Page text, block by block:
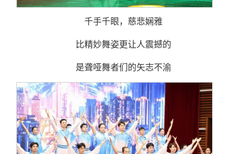
千手千眼，慈悲娴雅
比精妙舞姿更让人震撼的
是聋哑舞者们的矢志不渝